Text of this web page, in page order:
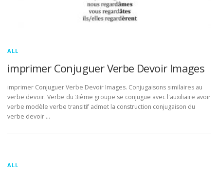
ALL
imprimer Conjuguer Verbe Devoir Images
imprimer Conjuguer Verbe Devoir Images. Conjugaisons similaires au
verbe devoir. Verbe du 3ième groupe se conjugue avec l'auxiliaire avoir
verbe modèle verbe transitif admet la construction conjugaison du
verbe devoir …
ALL